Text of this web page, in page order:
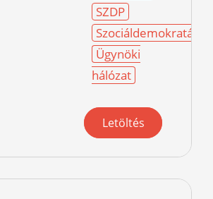
SZDP
Szociáldemokraták
Ügynöki
hálózat
Letöltés